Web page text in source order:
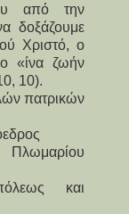
από την
δοξάζουμε
Χριστό, ο
«ίνα ζωήν
10).
πατρικών
και